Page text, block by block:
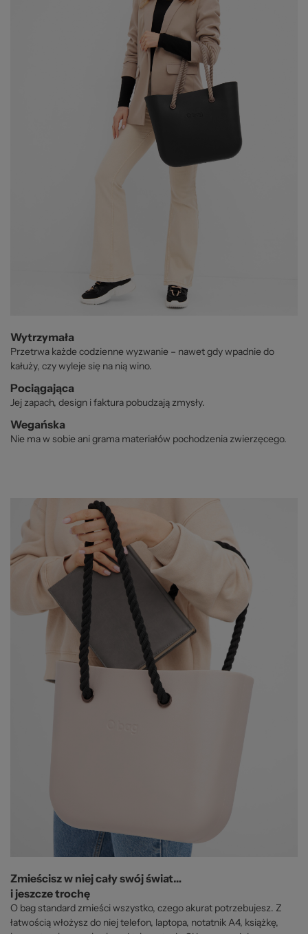
Wytrzymała
Przetrwa każde codzienne wyzwanie – nawet gdy wpadnie do
kałuży, czy wyleje się na nią wino.
Pociągająca
Jej zapach, design i faktura pobudzają zmysły.
Wegańska
Nie ma w sobie ani grama materiałów pochodzenia zwierzęcego.
Zmieścisz w niej cały swój świat…
i jeszcze trochę
O bag standard zmieści wszystko, czego akurat potrzebujesz. Z
łatwością włożysz do niej telefon, laptopa, notatnik A4, książkę,